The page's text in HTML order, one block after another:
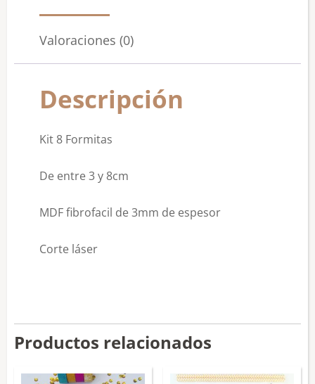
Valoraciones (0)
Descripción
Kit 8 Formitas
De entre 3 y 8cm
MDF fibrofacil de 3mm de espesor
Corte láser
Productos relacionados